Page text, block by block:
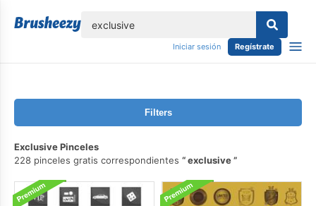
Iniciar sesión Regístrate
Filters
Exclusive Pinceles
228 pinceles gratis correspondientes
exclusive